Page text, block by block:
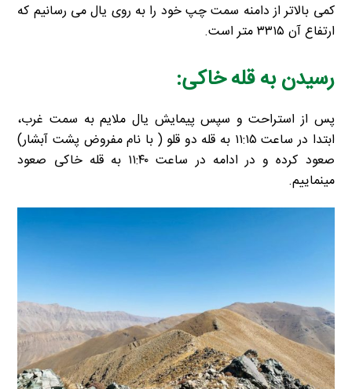
کمی بالاتر از دامنه سمت چپ خود را به روی یال می رسانیم که
ارتفاع آن ۳۳۱۵ متر است.
رسیدن به قله خاکی:
پس از استراحت و سپس پیمایش یال ملایم به سمت غرب،
ابتدا در ساعت ۱۱:۱۵ به قله دو قلو ( با نام مفروض پشت آبشار)
صعود کرده و در ادامه در ساعت ۱۱:۴۰ به قله خاکی صعود
مینماییم.